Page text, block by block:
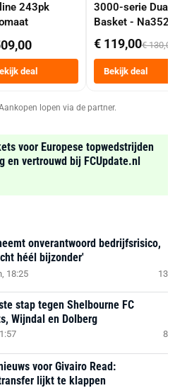
243pk
deal
3000-serie Dual
Basket -
Dubbele Mand 9
Tot 6 Personen
Heteluchtfriteuse
Zwart
€ 119,00€ 130,00
Bekijk deal
lopen via de partner.
voor Europese topwedstrijden
en vertrouwd bij FCUpdate.nl
onverantwoord bedrijfsrisico,
héél bijzonder'
18:25 13
stap tegen Shelbourne FC
Wijndal en Dolberg
8
voor Givairo Read:
lijkt te klappen